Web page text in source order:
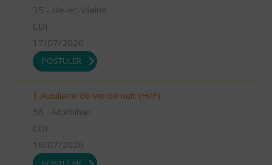
35 - Ille-et-Vilaine
CDI
17/07/2026
POSTULER
1 Auxiliaire de vie de nuit (H/F)
56 - Morbihan
CDI
16/07/2026